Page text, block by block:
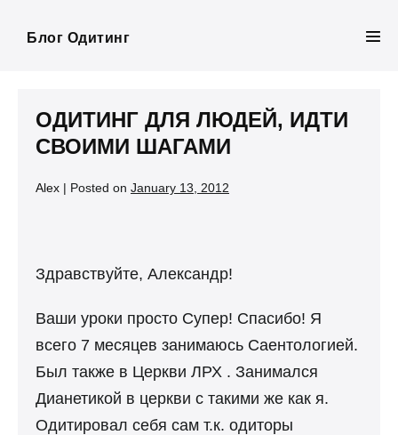
Блог Одитинг
ОДИТИНГ ДЛЯ ЛЮДЕЙ, ИДТИ
СВОИМИ ШАГАМИ
Alex | Posted on January 13, 2012
Здравствуйте, Александр!
Ваши уроки просто Супер! Спасибо! Я
всего 7 месяцев занимаюсь Саентологией.
Был также в Церкви ЛРХ . Занимался
Дианетикой в церкви с такими же как я.
Одитировал себя сам т.к. одиторы